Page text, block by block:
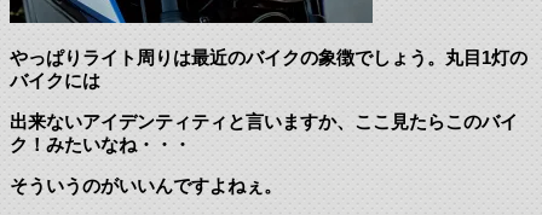
やっぱりライト周りは最近のバイクの象徴でしょう。丸目1灯の
バイクには
出来ないアイデンティティと言いますか、ここ見たらこのバイ
ク！みたいなね・・・
そういうのがいいんですよねぇ。